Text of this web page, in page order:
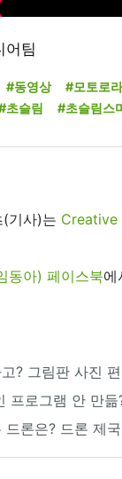
어팀
#동영상 #모토로
초슬림 #초슬림스
기사)는 Creative
동아) 페이스북에
? 그림판 사진
프로그램 안 만듦
론은? 드론 제